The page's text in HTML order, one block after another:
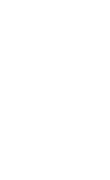
afgezien van
afgelost.
de looptijd.
in het begin
de belasting. Dit maakt
de loop van tijd meer te
problemen